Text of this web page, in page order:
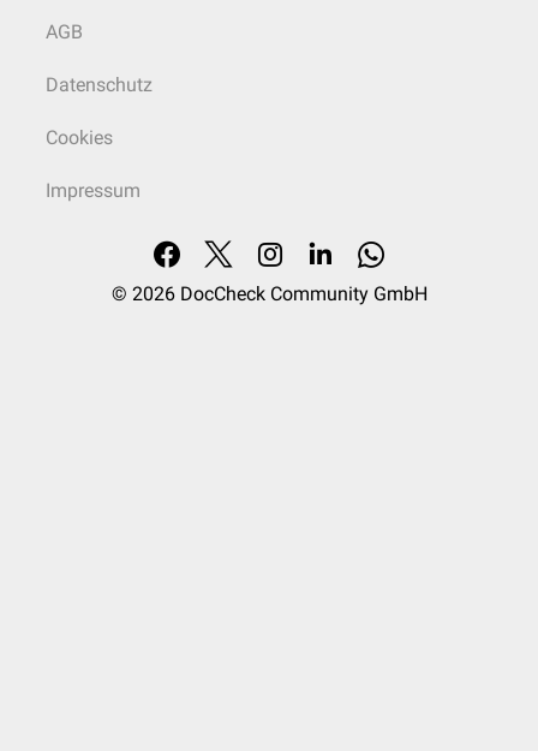
AGB
Datenschutz
Cookies
Impressum
© 2026 DocCheck Community GmbH